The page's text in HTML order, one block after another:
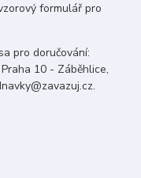
formulář pro
pro doručování:
10 - Záběhlice,